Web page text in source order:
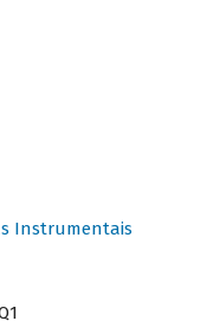
Instrumentais